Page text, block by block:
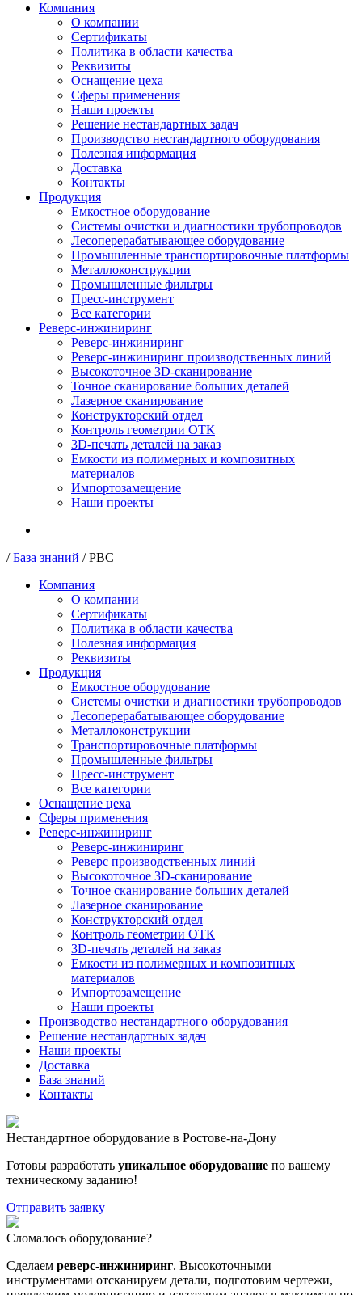
Компания
О компании
Сертификаты
Политика в области качества
Реквизиты
Оснащение цеха
Сферы применения
Наши проекты
Решение нестандартных задач
Производство нестандартного оборудования
Полезная информация
Доставка
Контакты
Продукция
Емкостное оборудование
Системы очистки и диагностики трубопроводов
Лесоперерабатывающее оборудование
Промышленные транспортировочные платформы
Металлоконструкции
Промышленные фильтры
Пресс-инструмент
Все категории
Реверс-инжиниринг
Реверс-инжиниринг
Реверс-инжиниринг производственных линий
Высокоточное 3D-сканирование
Точное сканирование больших деталей
Лазерное сканирование
Конструкторский отдел
Контроль геометрии ОТК
3D-печать деталей на заказ
Емкости из полимерных и композитных
материалов
Импортозамещение
Наши проекты
/База знаний /РВС
Компания
О компании
Сертификаты
Политика в области качества
Полезная информация
Реквизиты
Продукция
Емкостное оборудование
Системы очистки и диагностики трубопроводов
Лесоперерабатывающее оборудование
Металлоконструкции
Транспортировочные платформы
Промышленные фильтры
Пресс-инструмент
Все категории
Оснащение цеха
Сферы применения
Реверс-инжиниринг
Реверс-инжиниринг
Реверс производственных линий
Высокоточное 3D-сканирование
Точное сканирование больших деталей
Лазерное сканирование
Конструкторский отдел
Контроль геометрии ОТК
3D-печать деталей на заказ
Емкости из полимерных и композитных
материалов
Импортозамещение
Наши проекты
Производство нестандартного оборудования
Решение нестандартных задач
Наши проекты
Доставка
База знаний
Контакты
Нестандартное оборудование в Ростове-на-Дону
Готовы разработать уникальное оборудование по вашему
техническому заданию!
Отправить заявку
Сломалось оборудование?
Сделаем реверс-инжиниринг. Высокоточными
инструментами отсканируем детали, подготовим чертежи,